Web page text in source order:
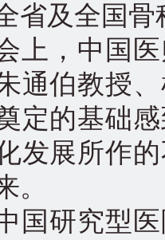
省及全国
，中国医
通伯教授
定的基础
发展所作
。
研究型医